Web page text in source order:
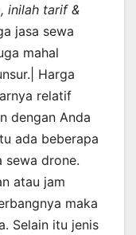
inilah tarif &
jasa sewa
mahal
Harga
relatif
dengan Anda
ada beberapa
sewa drone.
atau jam
maka
Selain itu jenis